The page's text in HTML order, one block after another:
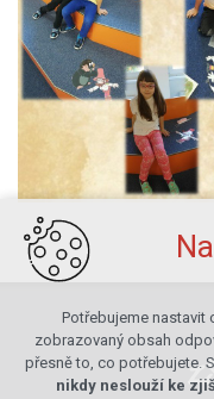
Potřebujeme nastavit
zobrazovaný obsah
přesně to, co potřebujete.
nikdy neslouží ke